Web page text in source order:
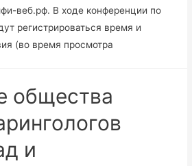
веб.рф. В ходе конференции по
регистрироваться время и
(во время просмотра
общества
и